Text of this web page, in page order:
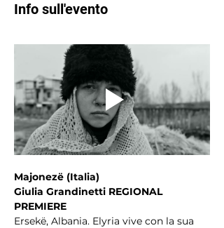
Info sull'evento
Majonezë (Italia)
Giulia Grandinetti REGIONAL
PREMIERE
Ersekë, Albania. Elyria vive con la sua